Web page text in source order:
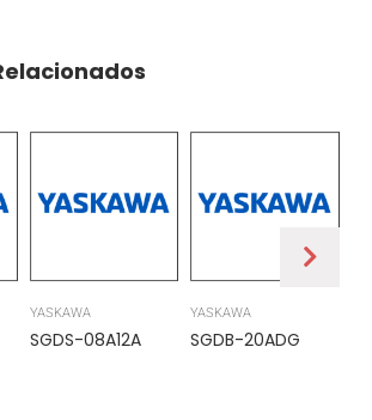
YASKAWA
SGDS-08A12A
YASKAWA
SGDB-20ADG